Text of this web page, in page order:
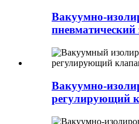
Вакуумно-
Вакуумно-
регулирующий